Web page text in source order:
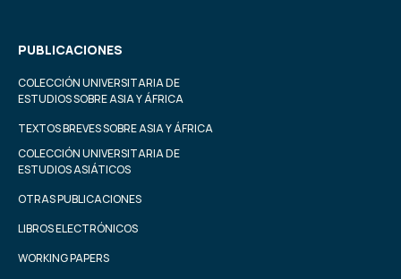
PUBLICACIONES
COLECCIÓN UNIVERSITARIA DE
ESTUDIOS SOBRE ASIA Y ÁFRICA
TEXTOS BREVES SOBRE ASIA Y ÁFRICA
COLECCIÓN UNIVERSITARIA DE
ESTUDIOS ASIÁTICOS
OTRAS PUBLICACIONES
LIBROS ELECTRÓNICOS
WORKING PAPERS